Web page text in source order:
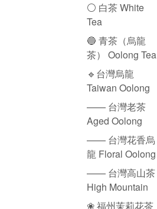
⚪️ 白茶 White
Tea
🔵 青茶（烏龍
茶） Oolong Tea
🔹台灣烏龍
Taiwan Oolong
—— 台灣老茶
Aged Oolong
—— 台灣花香烏
龍 Floral Oolong
—— 台灣高山茶
High Mountain
❀ 福州茉莉花茶